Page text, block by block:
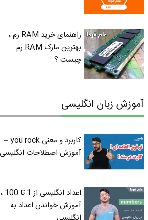
راهنمای خرید RAM رم ،
بهترین مارک RAM رم
چیست ؟
آموزش زبان انگلیسی
کاربرد و معنی you rock –
آموزش اصطلاحات انگلیسی
اعداد انگلیسی از 1 تا 100 ،
آموزش خواندن اعداد به